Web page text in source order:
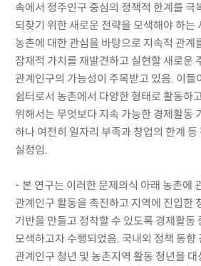
속에서 정주인구 중심의 정책적 한계를 극
되찾기 위한 새로운 전략을 모색해야 하는
농촌에 대한 관심을 바탕으로 지속적 관계
잠재적 가치를 재발견하고 실현할 새로운
관계인구의 가능성이 주목받고 있음. 이들
쉼터로서 농촌에서 다양한 형태로 활동하
위해서는 무엇보다 지속 가능한 경제활동
하나 여전히 일자리 부족과 창업의 한계
실정임.
- 본 연구는 이러한 문제의식 아래 농촌에
관계인구 활동을 촉진하고 지역에 진입한
기반을 만들고 정착할 수 있도록 경제활동
모색하고자 수행되었음. 국내외 정책 동향
관계인구 청년 및 농촌지역 활동 청년을